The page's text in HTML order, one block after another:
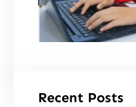
Recent Posts